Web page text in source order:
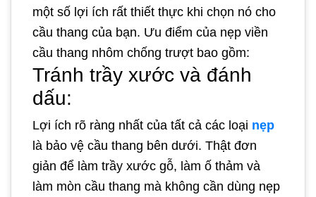
một số lợi ích rất thiết thực khi chọn nó cho
cầu thang của bạn. Ưu điểm của nẹp viền
cầu thang nhôm chống trượt bao gồm:
Tránh trầy xước và đánh
dấu:
Lợi ích rõ ràng nhất của tất cả các loại nẹp
là bảo vệ cầu thang bên dưới. Thật đơn
giản để làm trầy xước gỗ, làm ố thảm và
làm mòn cầu thang mà không cần dùng nẹp